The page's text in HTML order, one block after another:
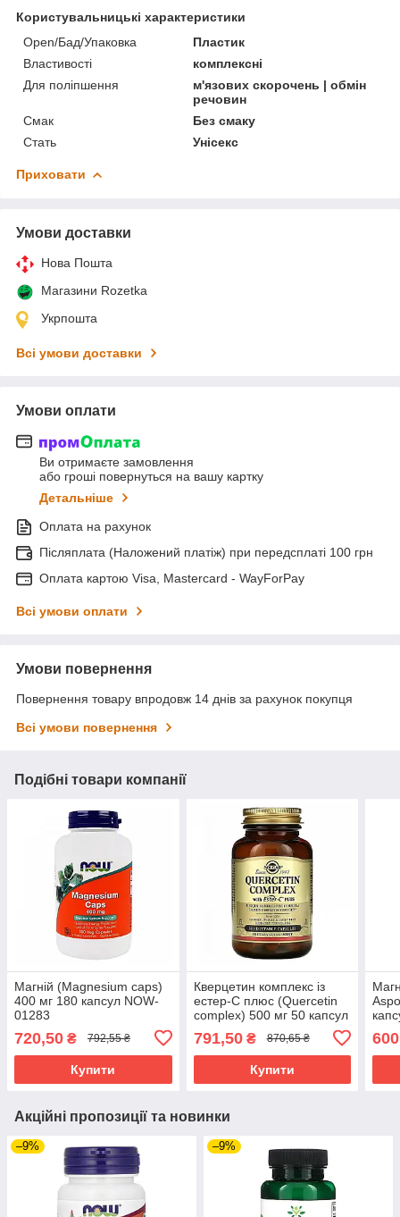
Користувальницькі характеристики
Open/Бад/Упаковка
Пластик
Властивості
комплексні
Для поліпшення
м'язових скорочень | обмін
речовин
Смак
Без смаку
Стать
Унісекс
Приховати
Умови доставки
Нова Пошта
Магазини Rozetka
Укрпошта
Всі умови доставки
Умови оплати
Ви отримаєте замовлення
або гроші повернуться на вашу картку
Детальніше
Оплата на рахунок
Післяплата (Наложений платіж) при передсплаті 100 грн
Оплата картою Visa, Mastercard - WayForPay
Всі умови оплати
Умови повернення
Повернення товару впродовж 14 днів за рахунок покупця
Всі умови повернення
Подібні товари компанії
Магній (Magnesium caps)
400 мг 180 капсул NOW-
01283
720,50 ₴ 792,55 ₴
Купити
Кверцетин комплекс із
естер-C плюс (Quercetin
complex) 500 мг 50 капсул
791,50₴ 870,65 ₴
Купити
Акційні пропозиції та новинки
–9% –9%